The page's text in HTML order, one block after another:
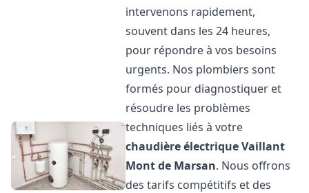
intervenons rapidement,
souvent dans les 24 heures,
pour répondre à vos besoins
urgents. Nos plombiers sont
formés pour diagnostiquer et
résoudre les problèmes
techniques liés à votre
chaudière électrique Vaillant
Mont de Marsan. Nous offrons
des tarifs compétitifs et des